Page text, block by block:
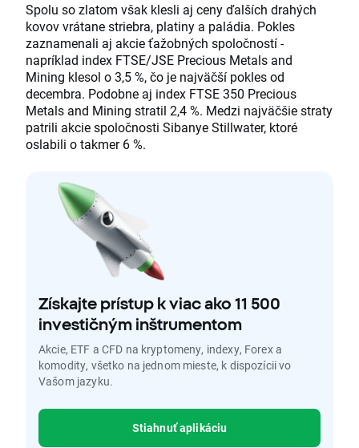
Spolu so zlatom však klesli aj ceny ďalších drahých
kovov vrátane striebra, platiny a paládia. Pokles
zaznamenali aj akcie ťažobných spoločností -
napríklad index FTSE/JSE Precious Metals and
Mining klesol o 3,5 %, čo je najväčší pokles od
decembra. Podobne aj index FTSE 350 Precious
Metals and Mining stratil 2,4 %. Medzi najväčšie straty
patrili akcie spoločnosti Sibanye Stillwater, ktoré
oslabili o takmer 6 %.
Získajte prístup k viac ako 11 500
investičným inštrumentom
Akcie, ETF a CFD na kryptomeny, indexy, Forex a
komodity, všetko na jednom mieste, k dispozícii vo
Vašom jazyku.
Stiahnuť aplikáciu